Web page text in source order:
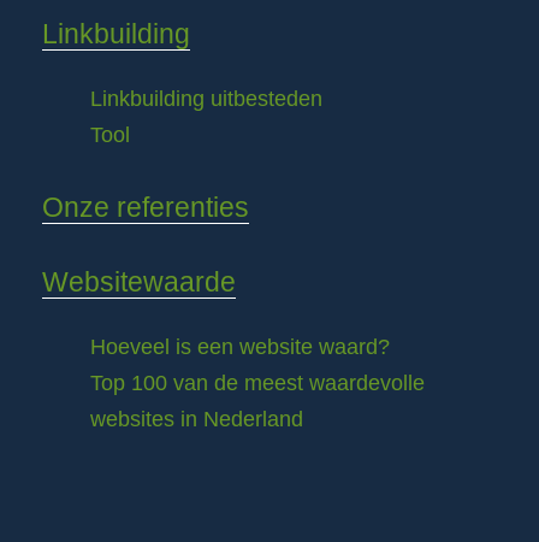
Linkbuilding
Linkbuilding uitbesteden
Tool
Onze referenties
Websitewaarde
Hoeveel is een website waard?
Top 100 van de meest waardevolle
websites in Nederland